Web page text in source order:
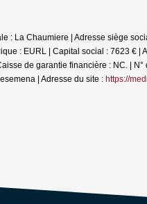
: La Chaumiere | Adresse siège
: EURL | Capital social : 7623 € |
de garantie financière : NC. |
| Adresse du site : https://